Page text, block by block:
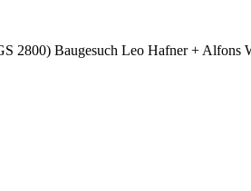
2800) Baugesuch Leo Hafner + Alfons